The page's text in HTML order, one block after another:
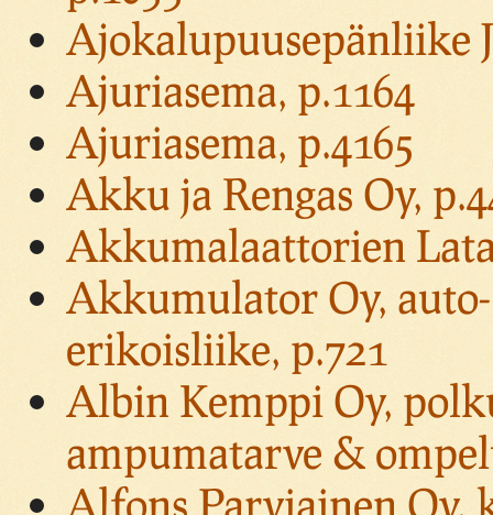
Ajokalupuusepänliike
Ajuriasema, p.1164
Ajuriasema, p.4165
Akku ja Rengas Oy,
Akkumalaattorien
Akkumulator Oy,
erikoisliike, p.721
Albin Kemppi Oy,
ampumatarve &
Alfons Parviainen Oy,